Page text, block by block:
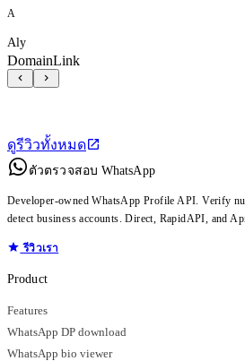
A
Aly
DomainLink
ดูรีวิวทั้งหมด
ตัวตรวจสอบ WhatsApp
Developer-owned WhatsApp Profile API. Verify
detect business accounts. Direct, RapidAPI, and
รีวิวเรา
Product
Features
WhatsApp DP download
WhatsApp bio viewer